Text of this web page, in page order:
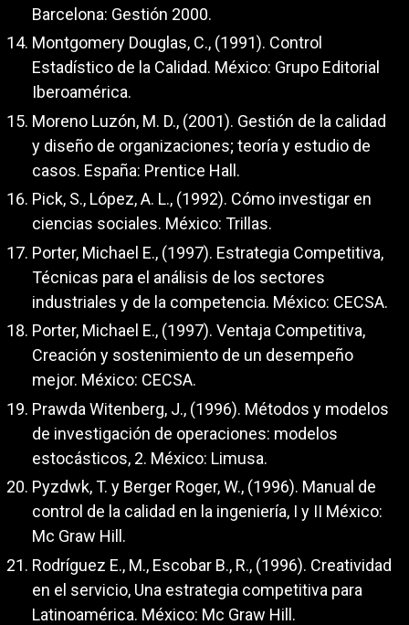
Barcelona: Gestión 2000.
Montgomery Douglas, C., (1991). Control
Estadístico de la Calidad. México: Grupo Editorial
Iberoamérica.
Moreno Luzón, M. D., (2001). Gestión de la calidad
y diseño de organizaciones; teoría y estudio de
casos. España: Prentice Hall.
Pick, S., López, A. L., (1992). Cómo investigar en
ciencias sociales. México: Trillas.
Porter, Michael E., (1997). Estrategia Competitiva,
Técnicas para el análisis de los sectores
industriales y de la competencia. México: CECSA.
Porter, Michael E., (1997). Ventaja Competitiva,
Creación y sostenimiento de un desempeño
mejor. México: CECSA.
Prawda Witenberg, J., (1996). Métodos y modelos
de investigación de operaciones: modelos
estocásticos, 2. México: Limusa.
Pyzdwk, T. y Berger Roger, W., (1996). Manual de
control de la calidad en la ingeniería, I y II México:
Mc Graw Hill.
Rodríguez E., M., Escobar B., R., (1996). Creatividad
en el servicio, Una estrategia competitiva para
Latinoamérica. México: Mc Graw Hill.